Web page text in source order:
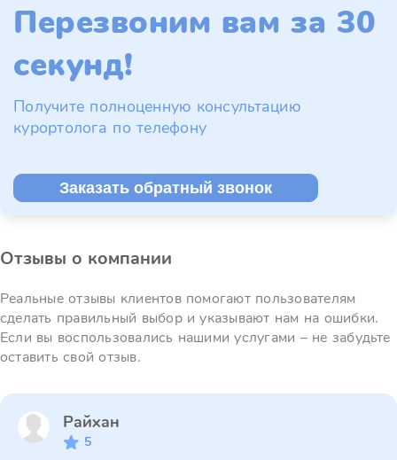
Перезвоним вам за 30
секунд!
Получите полноценную консультацию
курортолога по телефону
Заказать обратный звонок
Отзывы о компании
Реальные отзывы клиентов помогают пользователям
сделать правильный выбор и указывают нам на ошибки.
Если вы воспользовались нашими услугами – не забудьте
оставить свой отзыв.
Райхан
5